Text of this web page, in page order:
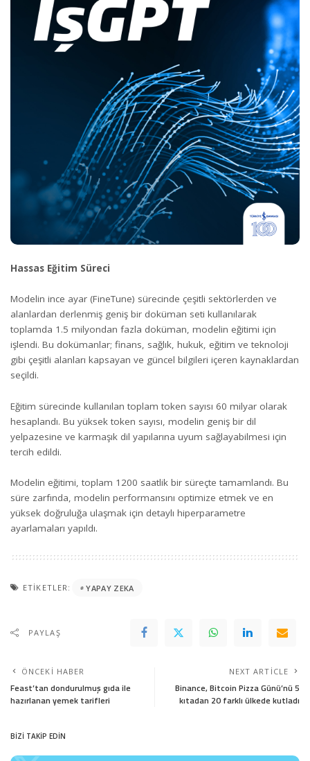
Hassas Eğitim Süreci
Modelin ince ayar (FineTune) sürecinde çeşitli sektörlerden ve
alanlardan derlenmiş geniş bir doküman seti kullanılarak
toplamda 1.5 milyondan fazla doküman, modelin eğitimi için
işlendi. Bu dokümanlar; finans, sağlık, hukuk, eğitim ve teknoloji
gibi çeşitli alanları kapsayan ve güncel bilgileri içeren kaynaklardan
seçildi.
Eğitim sürecinde kullanılan toplam token sayısı 60 milyar olarak
hesaplandı. Bu yüksek token sayısı, modelin geniş bir dil
yelpazesine ve karmaşık dil yapılarına uyum sağlayabilmesi için
tercih edildi.
Modelin eğitimi, toplam 1200 saatlik bir süreçte tamamlandı. Bu
süre zarfında, modelin performansını optimize etmek ve en
yüksek doğruluğa ulaşmak için detaylı hiperparametre
ayarlamaları yapıldı.
ETIKETLER: YAPAY ZEKA
PAYLAŞ
ÖNCEKI HABER
Feast’tan dondurulmuş gıda ile
hazırlanan yemek tarifleri
NEXT ARTICLE
Binance, Bitcoin Pizza Günü’nü 5
kıtadan 20 farklı ülkede kutladı
BİZİ TAKİP EDİN